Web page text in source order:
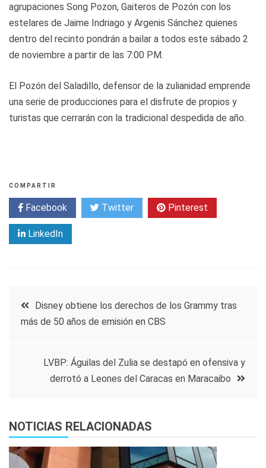
agrupaciones Song Pozon, Gaiteros de Pozón con los
estelares de Jaime Indriago y Argenis Sánchez quienes
dentro del recinto pondrán a bailar a todos este sábado 2
de noviembre a partir de las 7:00 PM.
El Pozón del Saladillo, defensor de la zulianidad emprende
una serie de producciones para el disfrute de propios y
turistas que cerrarán con la tradicional despedida de año.
COMPARTIR
Facebook Twitter Pinterest
LinkedIn
Navegación
entradas
Disney obtiene los derechos de los Grammy tras
más de 50 años de emisión en CBS
LVBP: Águilas del Zulia se destapó en ofensiva y
derrotó a Leones del Caracas en Maracaibo
NOTICIAS RELACIONADAS